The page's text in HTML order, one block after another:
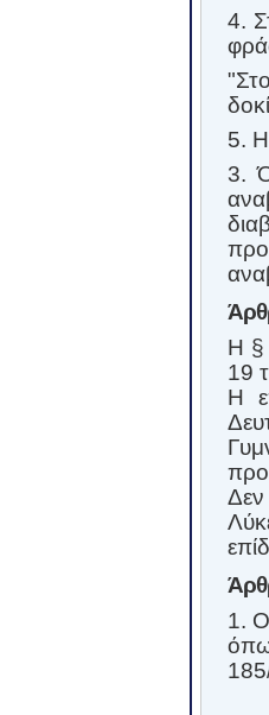
4.
5.
3.
Η §
19
Η
1.